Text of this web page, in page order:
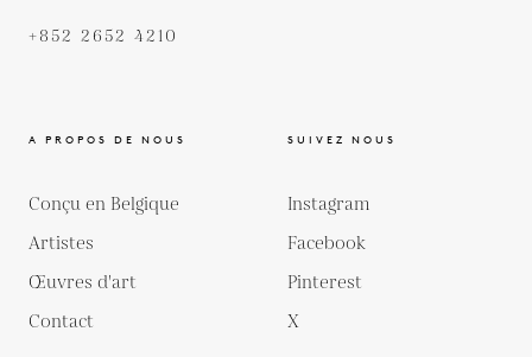
+852 2652 4210
A PROPOS DE NOUS
Conçu en Belgique
Artistes
Œuvres d'art
Contact
SUIVEZ NOUS
Instagram
Facebook
Pinterest
X